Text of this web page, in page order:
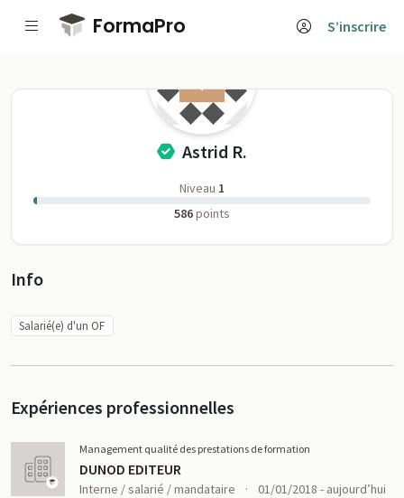
Passer au contenu principal
FormaPro S’inscrire
Astrid R. sur
Astrid R.
Niveau 1
586points
Profil
Info
Salarié(e) d'un OF
Expériences professionnelles
Management qualité des prestations de formation
DUNOD EDITEUR
Interne / salarié / mandataire · 01/01/2018 - aujourd’hui